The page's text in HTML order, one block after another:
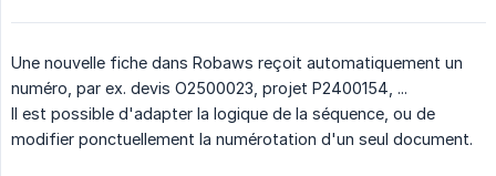
Une nouvelle fiche dans Robaws reçoit automatiquement un
numéro, par ex. devis O2500023, projet P2400154, ...
Il est possible d'adapter la logique de la séquence, ou de
modifier ponctuellement la numérotation d'un seul document.